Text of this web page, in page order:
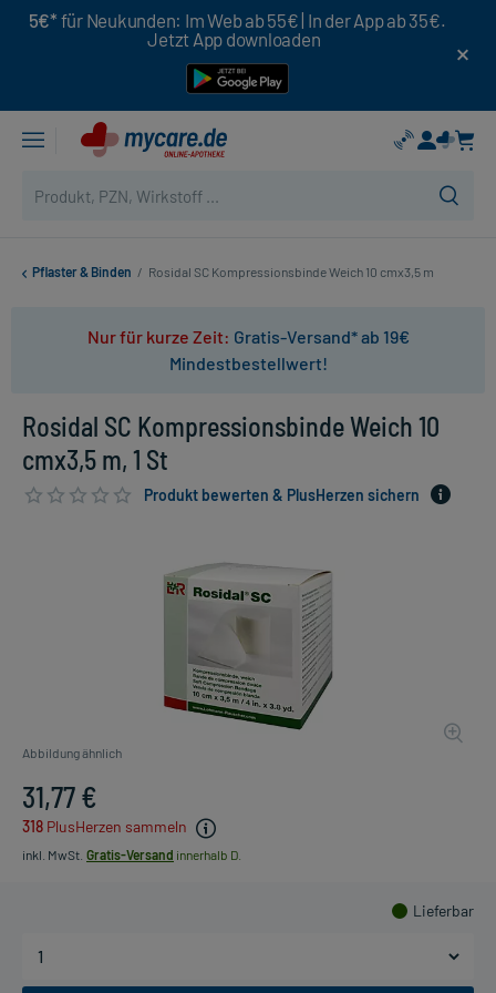
5€* für Neukunden: Im Web ab 55€ | In der App ab 35€.
Jetzt App downloaden
Pflaster & Binden / Rosidal SC Kompressionsbinde Weich 10 cmx3,5 m
Nur für kurze Zeit: Gratis-Versand* ab 19€
Mindestbestellwert!
Rosidal SC Kompressionsbinde Weich 10
cmx3,5 m, 1 St
Produkt bewerten & PlusHerzen sichern
Abbildung ähnlich
31,77 €
318 PlusHerzen sammeln
inkl. MwSt. Gratis-Versand innerhalb D.
Lieferbar